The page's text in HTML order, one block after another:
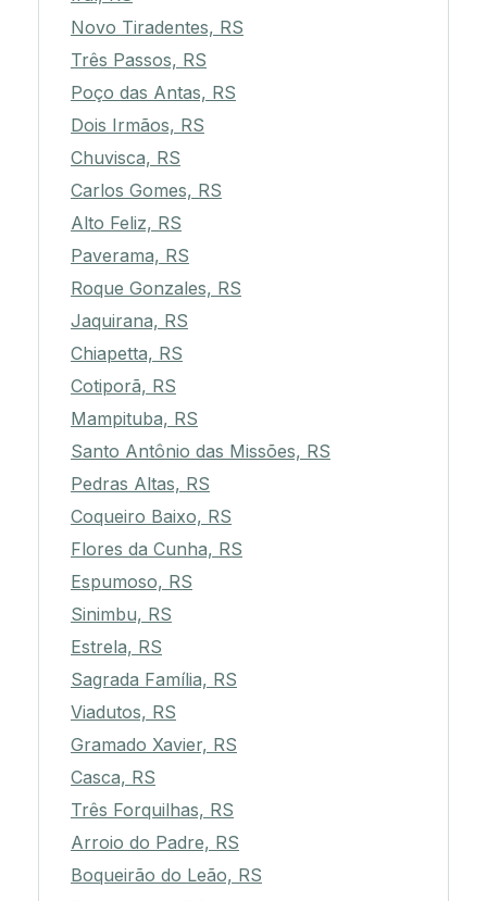
Novo Tiradentes, RS
Três Passos, RS
Poço das Antas, RS
Dois Irmãos, RS
Chuvisca, RS
Carlos Gomes, RS
Alto Feliz, RS
Paverama, RS
Roque Gonzales, RS
Jaquirana, RS
Chiapetta, RS
Cotiporã, RS
Mampituba, RS
Santo Antônio das Missões, RS
Pedras Altas, RS
Coqueiro Baixo, RS
Flores da Cunha, RS
Espumoso, RS
Sinimbu, RS
Estrela, RS
Sagrada Família, RS
Viadutos, RS
Gramado Xavier, RS
Casca, RS
Três Forquilhas, RS
Arroio do Padre, RS
Boqueirão do Leão, RS